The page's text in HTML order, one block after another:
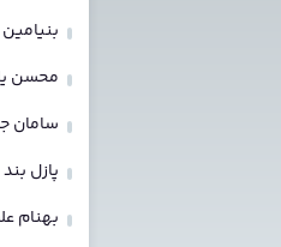
محسن
سامان
پازل بند
بهنام